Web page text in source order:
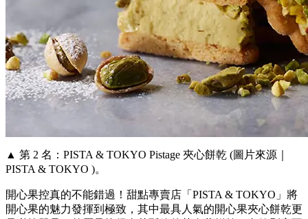
▲ 第 2 名：PISTA & TOKYO Pistage 夾心餅乾 (圖片來源｜
PISTA & TOKYO )。
開心果控真的不能錯過！甜點專賣店「PISTA & TOKYO」將
開心果的魅力發揮到極致，其中最具人氣的開心果夾心餅乾更